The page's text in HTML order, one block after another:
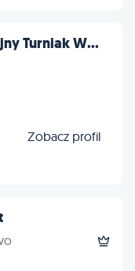
Turniak W...
Zobacz profil